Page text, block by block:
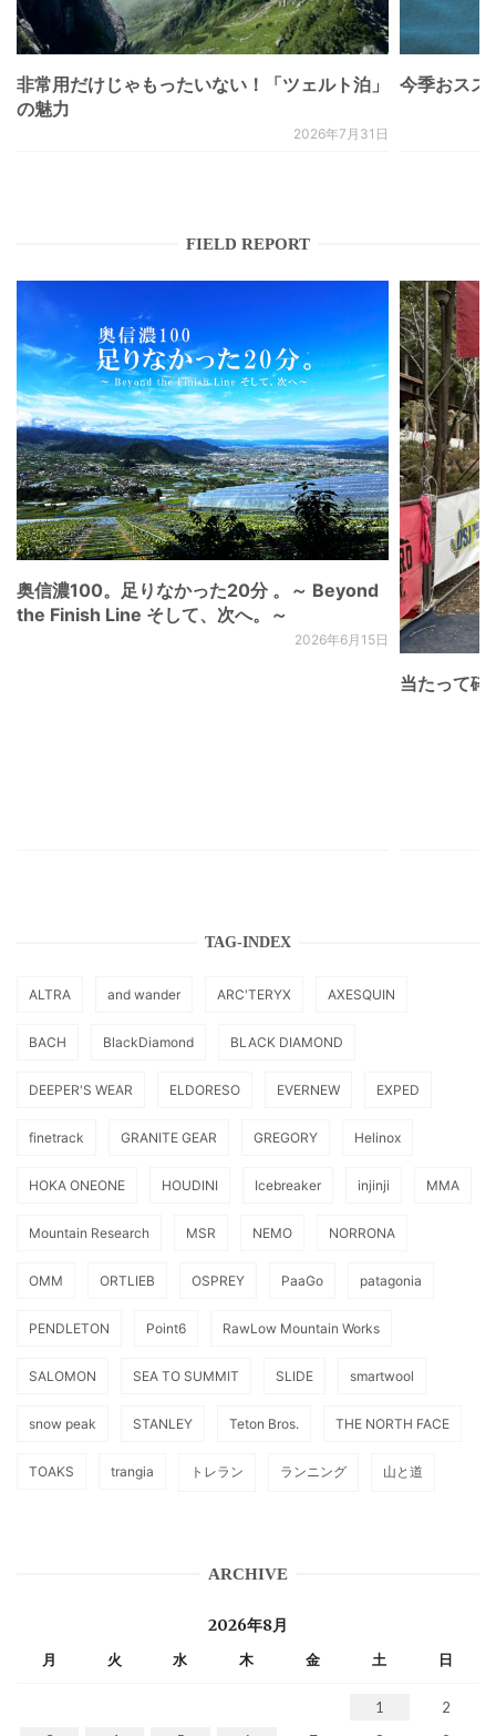
非常用だけじゃもったいない！「ツェルト泊」
の魅力
2026年7月31日
今季おスス
FIELD REPORT
奥信濃100。足りなかった20分 。～ Beyond
the Finish Line そして、次へ。～
2026年6月15日
当たって砕
TAG-INDEX
ALTRA and wander ARC'TERYX AXESQUIN
BACH BlackDiamond BLACK DIAMOND
DEEPER'S WEAR ELDORESO EVERNEW EXPED
finetrack GRANITE GEAR GREGORY Helinox
HOKA ONEONE HOUDINI Icebreaker injinji MMA
Mountain Research MSR NEMO NORRONA
OMM ORTLIEB OSPREY PaaGo patagonia
PENDLETON Point6 RawLow Mountain Works
SALOMON SEA TO SUMMIT SLIDE smartwool
snow peak STANLEY Teton Bros. THE NORTH FACE
TOAKS trangia トレラン ランニング 山と道
ARCHIVE
2026年8月
月 火 水 木 金 土 日
1
2